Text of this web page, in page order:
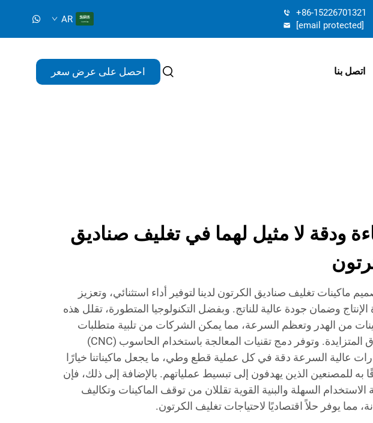
+86-15226701321
[email protected]
AR
اتصل بنا احصل على عرض سعر
ودقة لا مثيل لهما في تغليف صناديق
ماكينات تغليف صناديق الكرتون لدينا لتوفير أداء استثنائي، وتعزيز
الإنتاج وضمان جودة عالية للناتج. وبفضل التكنولوجيا المتطورة، تقلل هذه
من الهدر وتعظم السرعة، مما يمكن الشركات من تلبية متطلبات
السوق المتزايدة. وتوفر دمج تقنيات المعالجة باستخدام الحاسوب (CNC)
عالية السرعة دقة في كل عملية قطع وطي، ما يجعل ماكيناتنا خيارًا
به للمصنعين الذين يهدفون إلى تبسيط عملياتهم. بالإضافة إلى ذلك، فإن
الاستخدام السهلة والبنية القوية تقللان من توقف الماكينات وتكاليف
مما يوفر حلاً اقتصاديًا لاحتياجات تغليف الكرتون.